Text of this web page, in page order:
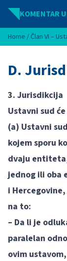
Idi na sadržaj
KOMENTAR
Home /Član VI –
D.
3. Jurisdikcija
Ustavni sud
(a) Ustavni
kojem sporu
dvaju
jednog ili oba
i
na to:
– Da li je
paralelan
ovim